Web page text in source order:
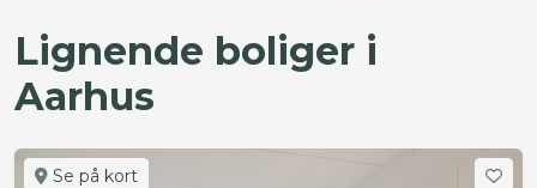
Lignende boliger i
Aarhus
Se på kort